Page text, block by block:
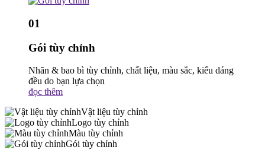
01
Gói tùy chỉnh
Nhãn & bao bì tùy chỉnh, chất liệu, màu sắc, kiểu dáng
đều do bạn lựa chọn
đọc thêm
Vật liệu tùy chỉnh
Logo tùy chỉnh
Màu tùy chỉnh
Gói tùy chỉnh